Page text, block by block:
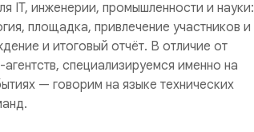
IT, инженерии, промышленности и науки:
площадка, привлечение участников и
и итоговый отчёт. В отличие от
специализируемся именно на
— говорим на языке технических